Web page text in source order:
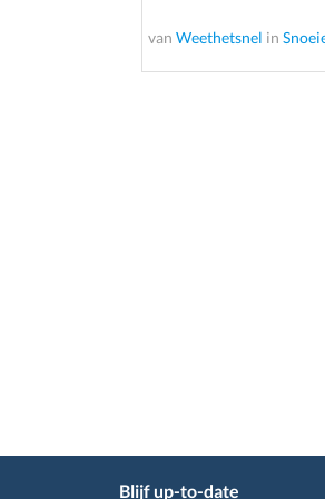
van Weethetsnel in
Blijf up-to-date